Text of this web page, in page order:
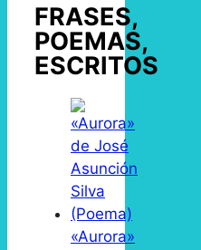
FRASES,
POEMAS,
ESCRITOS
«Aurora»